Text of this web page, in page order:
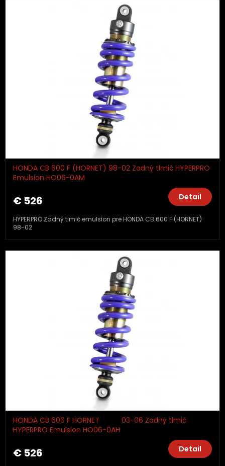
HONDA CB 600 F (HORNET) 98-02 Zadný tlmič HYPERPRO
Emulsion HO06-0AM
€ 526 Detail
HYPERPRO Zadný tlmič emulsion pre HONDA CB 600 F (HORNET)
98-02
HONDA CB 600 F HORNET 03-06 Zadný tlmič
HYPERPRO Emulsion HO06-0AH
€ 526 Detail